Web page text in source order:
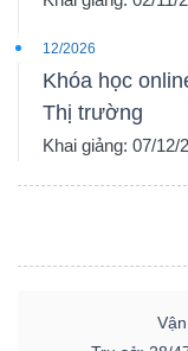
12/2026
Khóa học
Thị trường
Khai giảng: 07/12/